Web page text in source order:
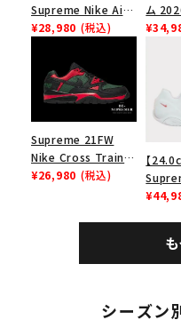
キャップ・ハット
Supreme Nike Air
Force 1 Low シュプ
ース１スニーカー シ
ューズ ホワイト
¥28,980 (税込)
ム
SB Air
Supreme 21FW
Nike Cross Trainer
Low ナイキクロスト
¥26,980 (税込)
【
ム
カー
シーズン